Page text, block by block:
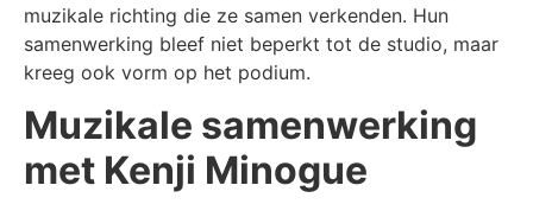
muzikale richting die ze samen verkenden. Hun
samenwerking bleef niet beperkt tot de studio, maar
kreeg ook vorm op het podium.
Muzikale samenwerking
met Kenji Minogue